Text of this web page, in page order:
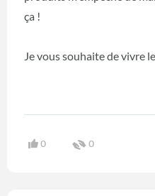
ça !
Je vous souhaite de vivre
0 0